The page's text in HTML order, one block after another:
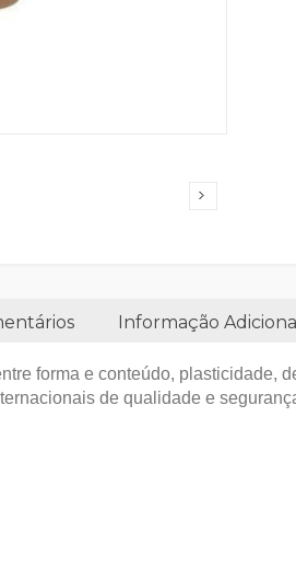
Informação Adicional
forma e conteúdo, plasticidade,
de qualidade e